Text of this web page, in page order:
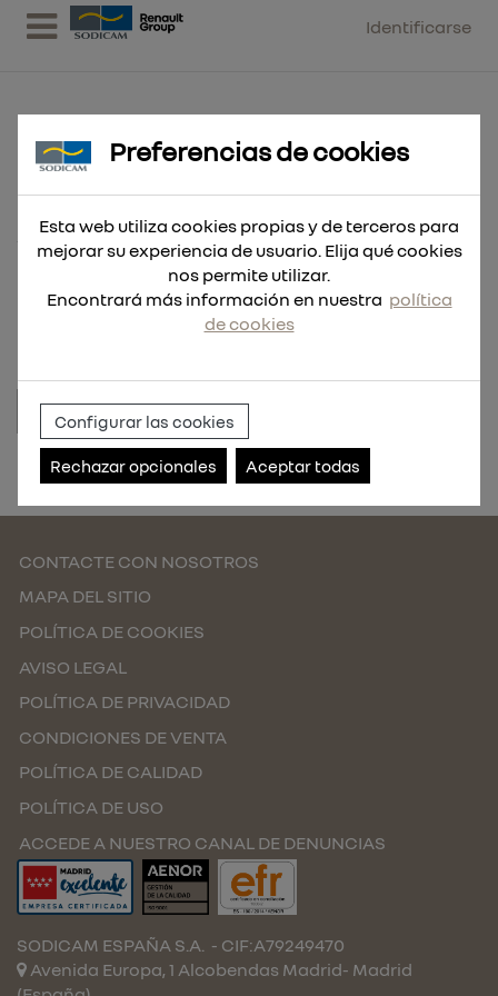
Identificarse
EQUIPO MOVIL DE SUMINISTRO
ANTICONGELANTE 220V
SOBRE BIDON + PISTOLA DIGITAL
CONTADORA
Referencia:RDC212.MOV.04.4RC
CONTACTE CON NOSOTROS
MAPA DEL SITIO
POLÍTICA DE COOKIES
AVISO LEGAL
POLÍTICA DE PRIVACIDAD
CONDICIONES DE VENTA
POLÍTICA DE CALIDAD
POLÍTICA DE USO
ACCEDE A NUESTRO CANAL DE DENUNCIAS
SODICAM ESPAÑA S.A. - CIF:A79249470
Avenida Europa, 1 Alcobendas Madrid- Madrid
Preferencias de cookies
Esta web utiliza cookies propias y de terceros para
mejorar su experiencia de usuario. Elija qué cookies
nos permite utilizar.
Encontrará más información en nuestra política
de cookies
Configurar las cookies
Rechazar opcionales Aceptar todas